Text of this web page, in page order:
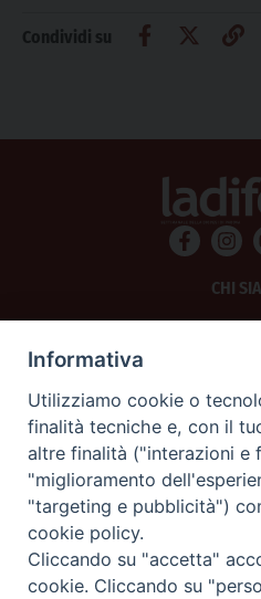
Condividi su
CHI
La Difesa srl -
La Difesa del Popolo percepisce
La Difesa del Popolo, tramite la Fisc
ha aderito allo IAP (Istituto
di Autodisciplina della
Informativa
Utilizziamo cookie o
finalità tecniche e, con il
altre finalità ("interazioni e
"miglioramento
"targeting e pubblicità")
cookie policy.
Cliccando su "accetta"
cookie. Cliccando su